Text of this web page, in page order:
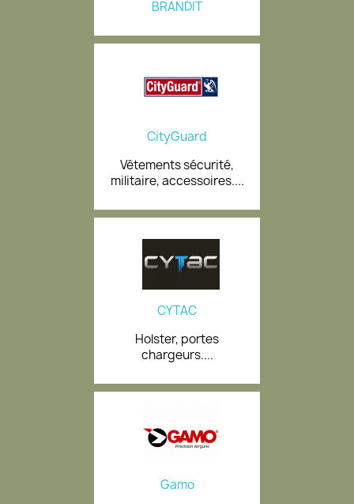
BRANDIT
CityGuard
Vêtements sécurité,
militaire, accessoires....
CYTAC
Holster, portes
chargeurs....
Gamo